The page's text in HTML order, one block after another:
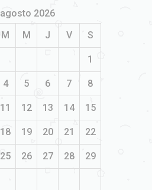
agosto 2026
M M J V S
1
4 5 6 7 8
11 12 13 14 15
18 19 20 21 22
25 26 27 28 29